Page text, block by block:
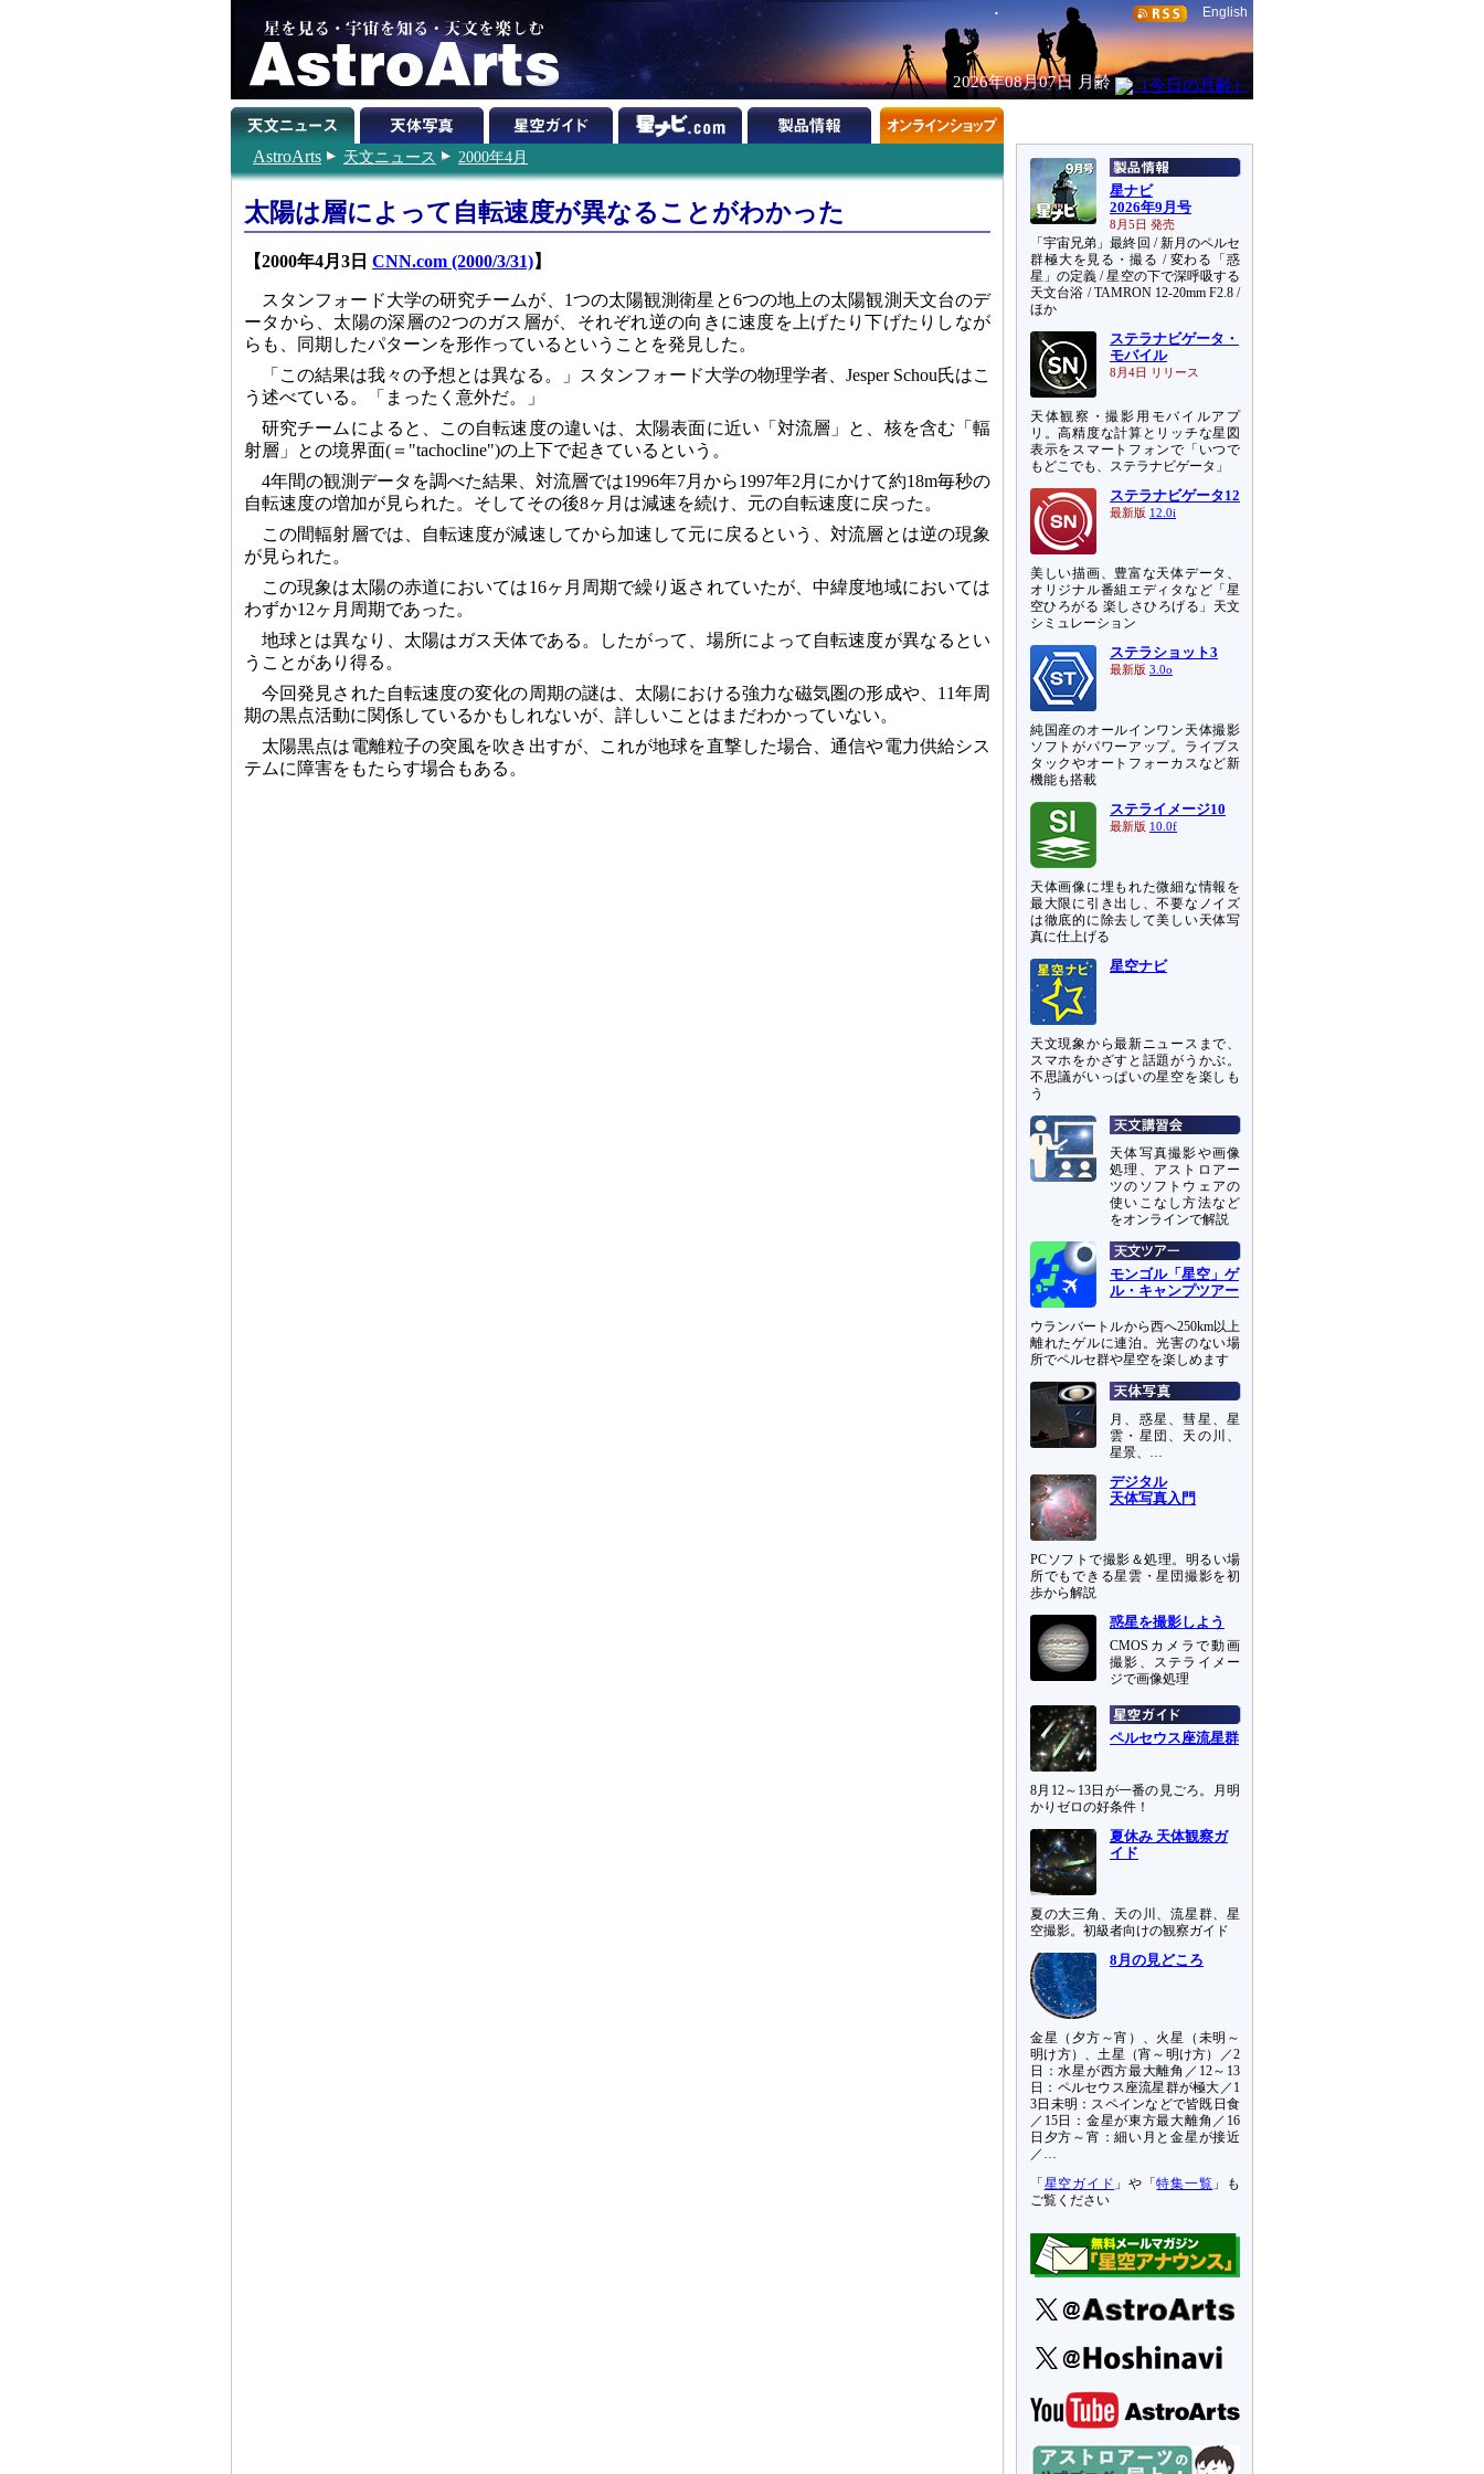
English
2026年08月07日 月齢
AstroArts 天文ニュース 2000年4月
太陽は層によって自転速度が異なることがわかった
【2000年4月3日 CNN.com (2000/3/31)】
スタンフォード大学の研究チームが、1つの太陽観測衛星と6つの地上の太陽観測天文台のデ
ータから、太陽の深層の2つのガス層が、それぞれ逆の向きに速度を上げたり下げたりしなが
らも、同期したパターンを形作っているということを発見した。
「この結果は我々の予想とは異なる。」スタンフォード大学の物理学者、Jesper Schou氏はこ
う述べている。「まったく意外だ。」
研究チームによると、この自転速度の違いは、太陽表面に近い「対流層」と、核を含む「輻
射層」との境界面(＝"tachocline")の上下で起きているという。
4年間の観測データを調べた結果、対流層では1996年7月から1997年2月にかけて約18m毎秒の
自転速度の増加が見られた。そしてその後8ヶ月は減速を続け、元の自転速度に戻った。
この間輻射層では、自転速度が減速してから加速して元に戻るという、対流層とは逆の現象
が見られた。
この現象は太陽の赤道においては16ヶ月周期で繰り返されていたが、中緯度地域においては
わずか12ヶ月周期であった。
地球とは異なり、太陽はガス天体である。したがって、場所によって自転速度が異なるとい
うことがあり得る。
今回発見された自転速度の変化の周期の謎は、太陽における強力な磁気圏の形成や、11年周
期の黒点活動に関係しているかもしれないが、詳しいことはまだわかっていない。
太陽黒点は電離粒子の突風を吹き出すが、これが地球を直撃した場合、通信や電力供給シス
テムに障害をもたらす場合もある。
星ナビ
2026年9月号
8月5日 発売
「宇宙兄弟」最終回 / 新月のペルセ
群極大を見る・撮る / 変わる「惑
星」の定義 / 星空の下で深呼吸する
天文台浴 / TAMRON 12-20mm F2.8 /
ほか
ステラナビゲータ・
モバイル
8月4日 リリース
天体観察・撮影用モバイルアプ
リ。高精度な計算とリッチな星図
表示をスマートフォンで「いつで
もどこでも、ステラナビゲータ」
ステラナビゲータ12
最新版 12.0i
美しい描画、豊富な天体データ、
オリジナル番組エディタなど「星
空ひろがる 楽しさひろげる」天文
シミュレーション
ステラショット3
最新版 3.0o
純国産のオールインワン天体撮影
ソフトがパワーアップ。ライブス
タックやオートフォーカスなど新
機能も搭載
ステライメージ10
最新版 10.0f
天体画像に埋もれた微細な情報を
最大限に引き出し、不要なノイズ
は徹底的に除去して美しい天体写
真に仕上げる
星空ナビ
天文現象から最新ニュースまで、
スマホをかざすと話題がうかぶ。
不思議がいっぱいの星空を楽しも
う
天体写真撮影や画像
処理、アストロアー
ツのソフトウェアの
使いこなし方法など
をオンラインで解説
モンゴル「星空」ゲ
ル・キャンプツアー
ウランバートルから西へ250km以上
離れたゲルに連泊。光害のない場
所でペルセ群や星空を楽しめます
月、惑星、彗星、星
雲・星団、天の川、
星景、…
デジタル
天体写真入門
PCソフトで撮影＆処理。明るい場
所でもできる星雲・星団撮影を初
歩から解説
惑星を撮影しよう
CMOSカメラで動画
撮影、ステライメー
ジで画像処理
ペルセウス座流星群
8月12～13日が一番の見ごろ。月明
かりゼロの好条件！
夏休み 天体観察ガ
イド
夏の大三角、天の川、流星群、星
空撮影。初級者向けの観察ガイド
8月の見どころ
金星（夕方～宵）、火星（未明～
明け方）、土星（宵～明け方）／2
日：水星が西方最大離角／12～13
日：ペルセウス座流星群が極大／1
3日未明：スペインなどで皆既日食
／15日：金星が東方最大離角／16
日夕方～宵：細い月と金星が接近
／…
「 星空ガイド 」や「特集一覧 」も
ご覧ください